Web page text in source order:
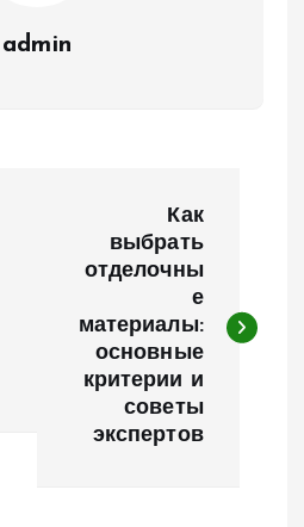
admin
Как
выбрать
отделочны
е
материалы:
основные
критерии и
советы
экспертов